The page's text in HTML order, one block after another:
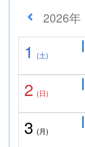
2026年
1 (土)
2 (日)
3 (月)